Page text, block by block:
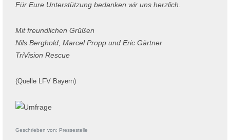
Für Eure Unterstützung bedanken wir uns herzlich.
Mit freundlichen Grüßen
Nils Berghold, Marcel Propp und Eric Gärtner
TriVision Rescue
(Quelle LFV Bayern)
Geschrieben von: Pressestelle